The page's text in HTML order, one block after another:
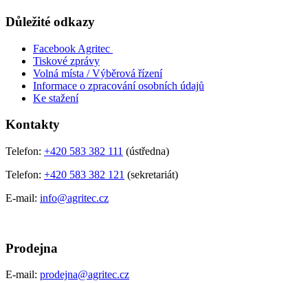
Důležité odkazy
Facebook Agritec
Tiskové zprávy
Volná místa / Výběrová řízení
Informace o zpracování osobních údajů
Ke stažení
Kontakty
Telefon: +420 583 382 111 (ústředna)
Telefon: +420 583 382 121 (sekretariát)
E-mail: info@agritec.cz
Prodejna
E-mail: prodejna@agritec.cz